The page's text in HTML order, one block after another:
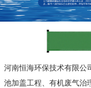
河南恒海环保技术有限公
池加盖工程、有机废气治